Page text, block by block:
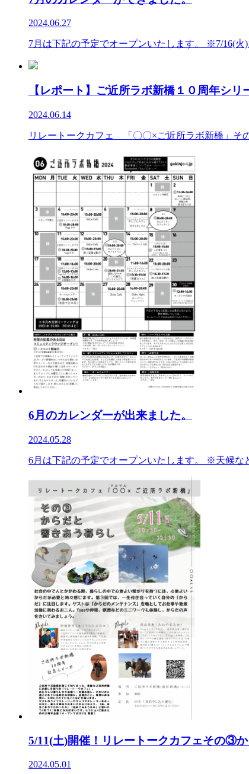
2024.06.27
7月は下記の予定でオープンいたします。 ※7/16(火
【レポート】ご近所ラボ新橋１０周年シ
2024.06.14
リレートークカフェ 「〇〇×ご近所ラボ新橋」そ
6月のカレンダーが出来ました。
2024.05.28
6月は下記の予定でオープンいたします。 ※天候な
5/11(土)開催！リレートークカフェその③
2024.05.01